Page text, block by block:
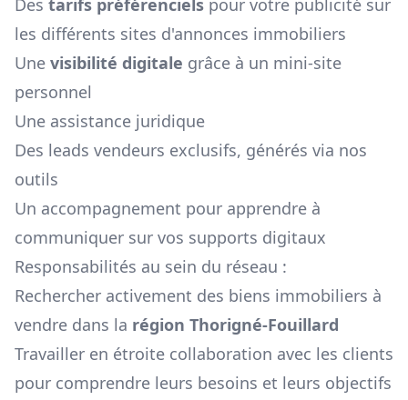
Des tarifs préférenciels pour votre publicité sur
les différents sites d'annonces immobiliers
Une visibilité digitale grâce à un mini-site
personnel
Une assistance juridique
Des leads vendeurs exclusifs, générés via nos
outils
Un accompagnement pour apprendre à
communiquer sur vos supports digitaux
Responsabilités au sein du réseau :
Rechercher activement des biens immobiliers à
vendre dans la région Thorigné-Fouillard
Travailler en étroite collaboration avec les clients
pour comprendre leurs besoins et leurs objectifs